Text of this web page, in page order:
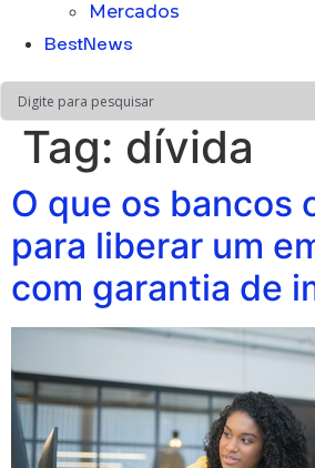
Mercados
BestNews
Tag: dívida
O que os bancos
para liberar um
com garantia de